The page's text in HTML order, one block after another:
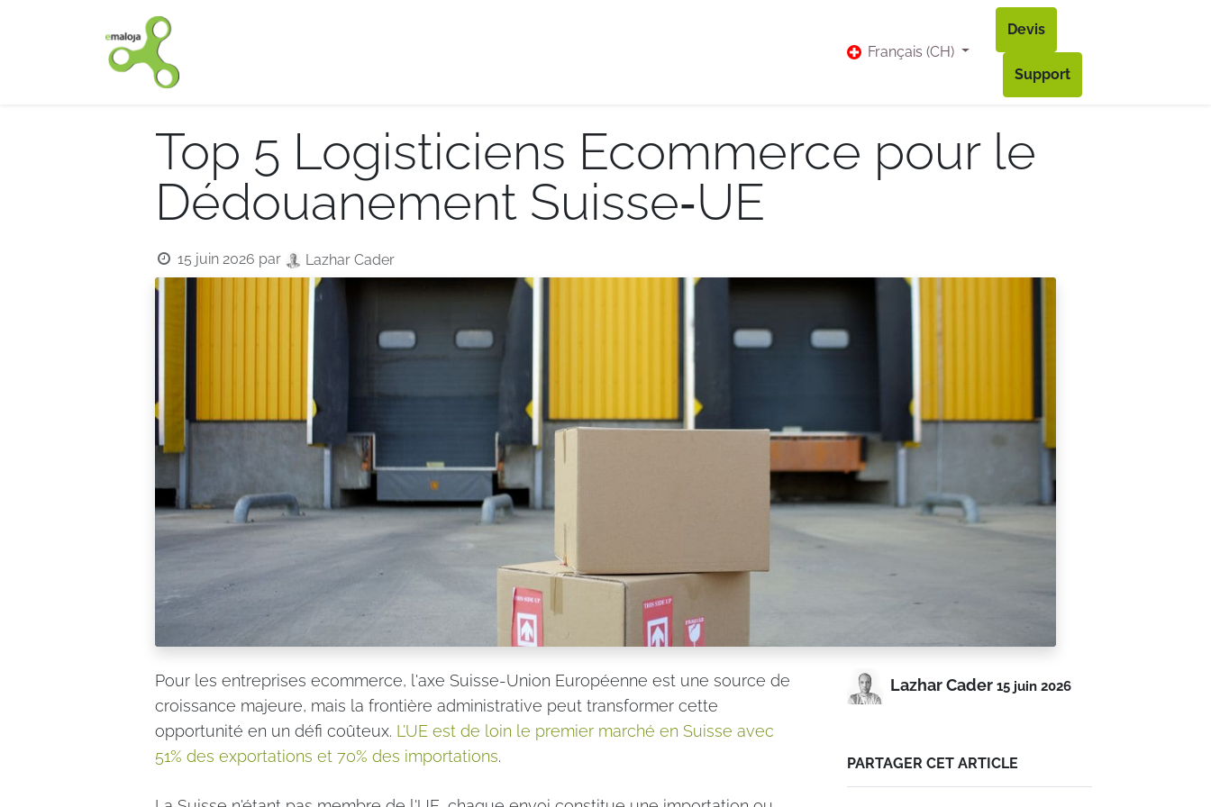
Bl​og Contact Accès à mon compte
Français (CH)
Devis
Support
Top 5 Logisticiens Ecommerce pour le
Dédouanement Suisse‑UE
15 juin 2026 par Lazhar Cader
Pour les entreprises ecommerce, l'axe Suisse-Union Européenne est une source de
croissance majeure, mais la frontière administrative peut transformer cette
opportunité en un défi coûteux. L’UE est de loin le premier marché en Suisse avec
51% des exportations et 70% des importations.
Lazhar Cader 15 juin 2026
PARTAGER CET ARTICLE